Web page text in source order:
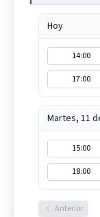
Hoy
14:00
17:00
Martes, 11
15:00
18:00
Anterior